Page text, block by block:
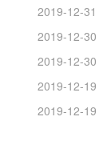
2019-12-31
2019-12-30
2019-12-30
2019-12-19
2019-12-19